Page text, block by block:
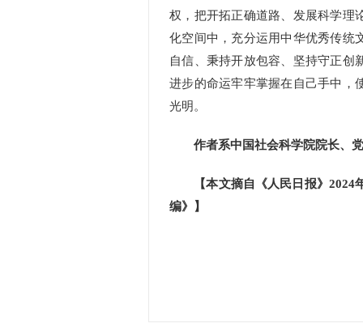
权，把开拓正确道路、发展科学理
化空间中，充分运用中华优秀传统
自信、秉持开放包容、坚持守正创
进步的命运牢牢掌握在自己手中，
光明。
作者系中国社会科学院院长、
【本文摘自《人民日报》
编》】